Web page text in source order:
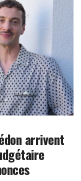
arrivent